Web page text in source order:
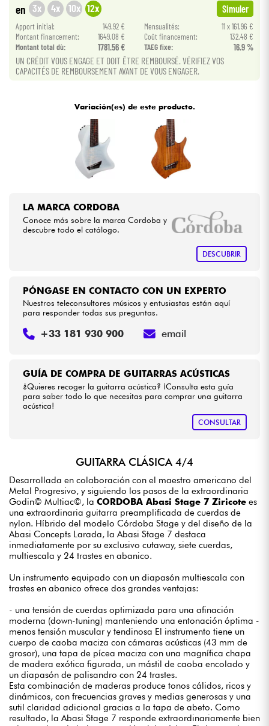
Bundle
Ver nuestras marcas
en 3x 4x 10x 12x Simuler
Apport initial: 149.92 € Mensualités:
11 x 161.96 €
Montant financement:
1649.08 € Coût financement:
132.48 €
Montant total dù:
1781.56 € TAEG fixe: 16.9 %
UN CRÉDIT VOUS ENGAGE ET DOIT ÊTRE REMBOURSÉ. VÉRIFIEZ VOS
CAPACITÉS DE REMBOURSEMENT AVANT DE VOUS ENGAGER.
Variación(es) de este producto.
LA MARCA CORDOBA
Conoce más sobre la marca Cordoba y
descubre todo el catálogo.
DESCUBRIR
GUÍA DE COMPRA DE GUITARRAS ACÚSTICAS
¿Quieres recoger la guitarra acústica? ¡Consulta esta guía
para saber todo lo que necesitas para comprar una guitarra
acústica!
CONSULTAR
PÓNGASE EN CONTACTO CON UN EXPERTO
Nuestros teleconsultores músicos y entusiastas están aquí
para responder todas sus preguntas.
+33 181 930 900 email
GUITARRA CLÁSICA 4/4
Desarrollada en colaboración con el maestro americano del
Metal Progresivo, y siguiendo los pasos de la extraordinaria
Godin© Multiac©, la CORDOBA Abasi Stage 7 Ziricote es
una extraordinaria guitarra preamplificada de cuerdas de
nylon. Híbrido del modelo Córdoba Stage y del diseño de la
Abasi Concepts Larada, la Abasi Stage 7 destaca
inmediatamente por su exclusivo cutaway, siete cuerdas,
multiescala y 24 trastes en abanico.
Un instrumento equipado con un diapasón multiescala con
trastes en abanico ofrece dos grandes ventajas:
- una tensión de cuerdas optimizada para una afinación
moderna (down-tuning) manteniendo una entonación óptima -
menos tensión muscular y tendinosa El instrumento tiene un
cuerpo de caoba maciza con cámaras acústicas (43 mm de
grosor), una tapa de pícea maciza con una magnífica chapa
de madera exótica figurada, un mástil de caoba encolado y
un diapasón de palisandro con 24 trastes.
Esta combinación de maderas produce tonos cálidos, ricos y
dinámicos, con frecuencias graves y medias generosas y una
sutil claridad adicional gracias a la tapa de abeto. Como
resultado, la Abasi Stage 7 responde extraordinariamente bien